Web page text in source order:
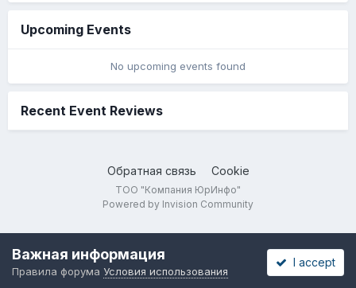
Upcoming Events
No upcoming events found
Recent Event Reviews
Обратная связь Cookie
ТОО "Компания ЮрИнфо"
Powered by Invision Community
Важная информация
Правила форума Условия использования
I accept